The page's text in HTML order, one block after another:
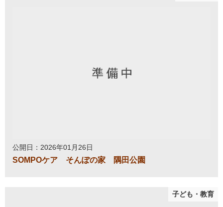
公開日：2026年01月26日
SOMPOケア そんぽの家 隅田公園
子ども・教育